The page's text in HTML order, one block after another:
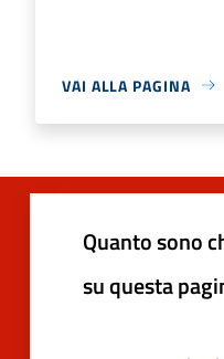
VAI ALLA PAGINA
Quanto sono
su questa